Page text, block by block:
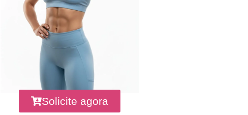
Solicite agora